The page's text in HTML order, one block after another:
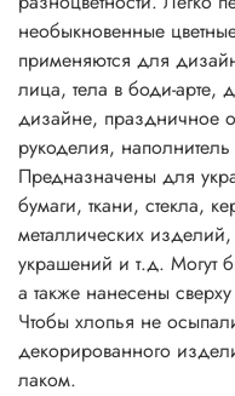
необыкновенные
применяются для
лица, тела в боди-арте,
дизайне, праздничное
рукоделия,
Предназначены для
бумаги, ткани, стекла,
металлических
украшений и т.д. Могут
а также нанесены
Чтобы хлопья не
декорированного
лаком.